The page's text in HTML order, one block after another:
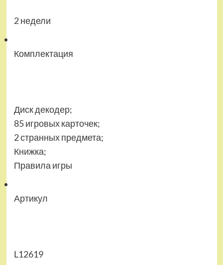
2 недели
Комплектация
Диск декодер;
85 игровых карточек;
2 странных предмета;
Книжка;
Правила игры
Артикул
L12619